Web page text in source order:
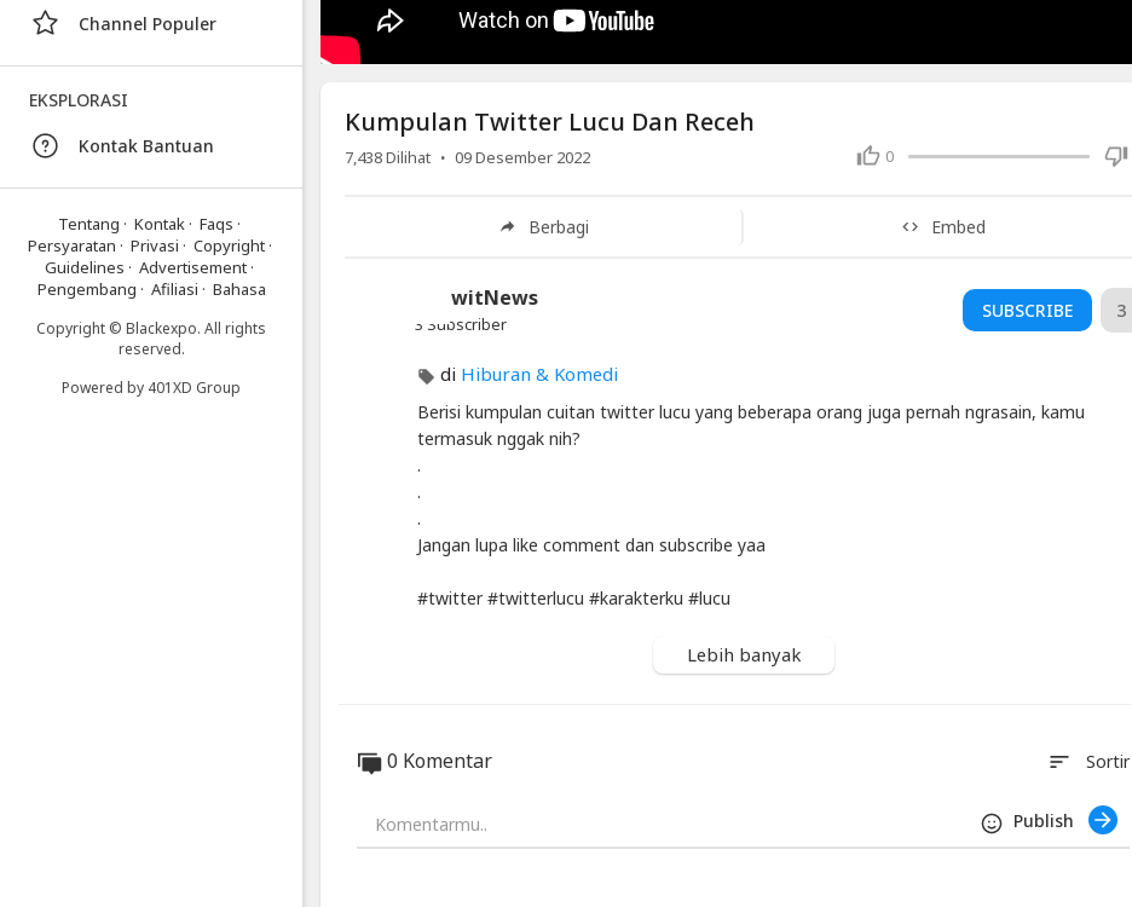
Artikel
Terbaru
Blackexpo
Info
lanjut
Twitter
Dan
Receh
Blackexpo
Kumpulan Twitter Lucu Dan Receh
0
7,438Dilihat · 09 Desember 2022
Berbagi Embed
TwiwitNews
3 Subscriber
SUBSCRIBE 3
di Hiburan & Komedi
Berisi kumpulan cuitan twitter lucu yang beberapa orang juga pernah ngrasain, kamu
termasuk nggak nih?
.
.
.
Jangan lupa like comment dan subscribe yaa
#twitter #twitterlucu #karakterku #lucu
Lebih banyak
0 Komentar sort Sortir
Publish
Channel Populer
EKSPLORASI
Kontak Bantuan
Tentang · Kontak · Faqs ·
Persyaratan · Privasi · Copyright·
Guidelines · Advertisement ·
Pengembang · Afiliasi · Bahasa
Copyright © Blackexpo. All rights
reserved.
Powered by 401XD Group